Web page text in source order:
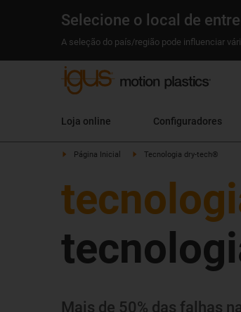
Selecione o local de
A seleção do país/região pode influenciar
Loja online Configuradores
Página Inicial Tecnologia dry-tech®
Mais de 50% das falhas